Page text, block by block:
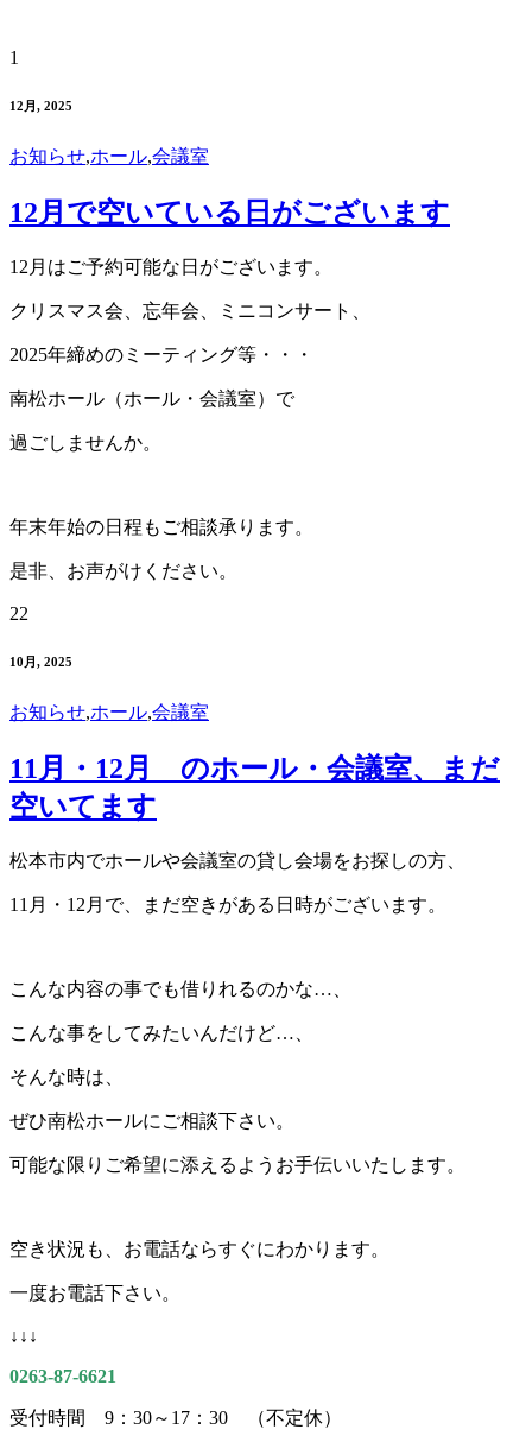
1
12月, 2025
お知らせ,ホール,会議室
12月で空いている日がございます
12月はご予約可能な日がございます。
クリスマス会、忘年会、ミニコンサート、
2025年締めのミーティング等・・・
南松ホール（ホール・会議室）で
過ごしませんか。
年末年始の日程もご相談承ります。
是非、お声がけください。
22
10月, 2025
お知らせ,ホール,会議室
11月・12月 のホール・会議室、まだ
空いてます
松本市内でホールや会議室の貸し会場をお探しの方、
11月・12月で、まだ空きがある日時がございます。
こんな内容の事でも借りれるのかな…、
こんな事をしてみたいんだけど…、
そんな時は、
ぜひ南松ホールにご相談下さい。
可能な限りご希望に添えるようお手伝いいたします。
空き状況も、お電話ならすぐにわかります。
一度お電話下さい。
↓↓↓
0263-87-6621
受付時間 9：30～17：30 （不定休）